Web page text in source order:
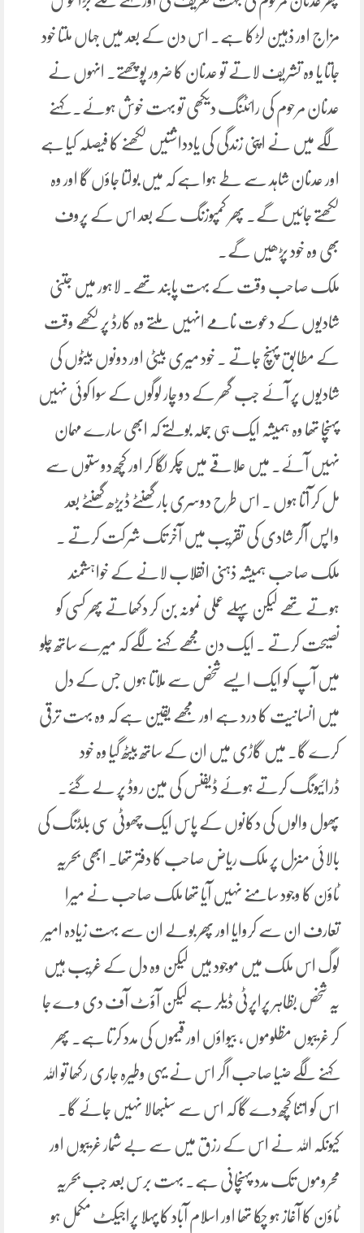
مزاج اور ذہین لڑکا ہے۔ اس دن کے بعد میں جہاں ملتا خود
جاتا یا وہ تشریف لاتے تو عدنان کا ضرور پوچھتے۔ انہوں نے
عدنان مرحوم کی رائٹنگ دیکھی تو بہت خوش ہوئے۔ کہنے
لگے میں نے اپنی زندگی کی یادداشتیں لکھنے کا فیصلہ کیا ہے
اور عدنان شاہد سے طے ہوا ہے کہ میں بولتا جاؤں گا اور وہ
لکھتے جائیں گے۔ پھر کمپوزنگ کے بعد اس کے پروف
بھی وہ خود پڑھیں گے۔
ملک صاحب وقت کے بہت پابند تھے۔ لاہور میں جتنی
شادیوں کے دعوت نامے انہیں ملتے وہ کارڈ پر لکھے وقت
کے مطابق پہنچ جاتے ۔ خود میری بیٹی اور دونوں بیٹوں کی
شادیوں پر آئے جب گھر کے دو چار لوگوں کے سوا کوئی نہیں
پہنچا تھا وہ ہمیشہ ایک ہی جملہ بولتے کہ ابھی سارے مہمان
نہیں آئے۔ میں علاقے میں چکر لگا کر اور کچھ دوستوں سے
مل کر آتا ہوں ۔ اس طرح دوسری بار گھنٹے ڈیڑھ گھنٹے بعد
واپس آکر شادی کی تقریب میں آخر تک شرکت کرتے ۔
ملک صاحب ہمیشہ ذہنی انقلاب لانے کے خواہشمند
ہوتے تھے لیکن پہلے عملی نمونہ بن کر دکھاتے پھر کسی کو
نصیحت کرتے ۔ ایک دن مجھے کہنے لگے کہ میرے ساتھ چلو
میں آپ کو ایک ایسے شخص سے ملاتا ہوں جس کے دل
میں انسانیت کا درد ہے اور مجھے یقین ہے کہ وہ بہت ترقی
کرے گا۔ میں گاڑی میں ان کے ساتھ بیٹھ گیا وہ خود
ڈرائیونگ کرتے ہوئے ڈیفنس کی مین روڈ پر لے گئے۔
پھول والوں کی دکانوں کے پاس ایک چھوٹی سی بلڈنگ کی
بالائی منزل پر ملک ریاض صاحب کا دفتر تھا۔ ابھی بحریہ
ٹاؤن کا وجود سامنے نہیں آیا تھا ملک صاحب نے میرا
تعارف ان سے کروایا اور پھر بولے ان سے بہت زیادہ امیر
لوگ اس ملک میں موجود ہیں لیکن وہ دل کے غریب ہیں
یہ شخص بظاہر پراپرٹی ڈیلر ہے لیکن آؤٹ آف دی وے جا
کر غریبوں مظلوموں ، بیواؤں اور قیموں کی مدد کرتا ہے۔ پھر
کہنے لگے ضیا صاحب اگر اس نے یہی وطیرہ جاری رکھا تو اللہ
اس کو اتنا کچھ دے گا کہ اس سے سنبھالا نہیں جائے گا۔
کیونکہ اللہ نے اس کے رزق میں سے بے شمار غریبوں اور
محروموں تک مدد پہنچانی ہے۔ بہت برس بعد جب بحریہ
ٹاؤن کا آغاز ہو چکا تھا اور اسلام آباد کا پہلا پراجیکٹ مکمل ہو